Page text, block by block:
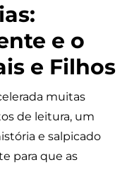
e o
e Filhos
muitas
de leitura, um
e salpicado
para que as